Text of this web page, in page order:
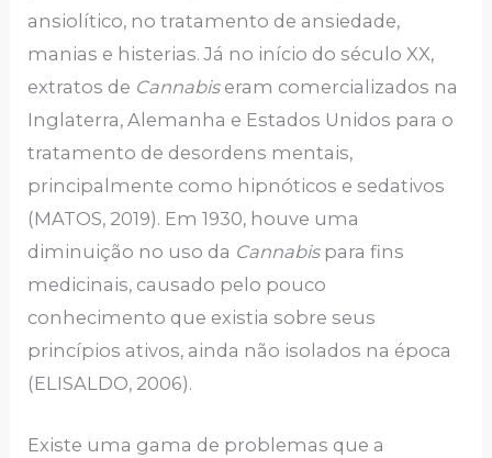
ansiolítico, no tratamento de ansiedade,
manias e histerias. Já no início do século XX,
extratos de Cannabiseram comercializados na
Inglaterra, Alemanha e Estados Unidos para o
tratamento de desordens mentais,
principalmente como hipnóticos e sedativos
(MATOS, 2019). Em 1930, houve uma
diminuição no uso da Cannabispara fins
medicinais, causado pelo pouco
conhecimento que existia sobre seus
princípios ativos, ainda não isolados na época
(ELISALDO, 2006).
Existe uma gama de problemas que a